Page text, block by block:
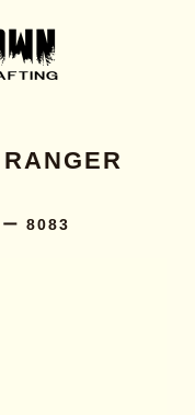
RANGER
ー 8083